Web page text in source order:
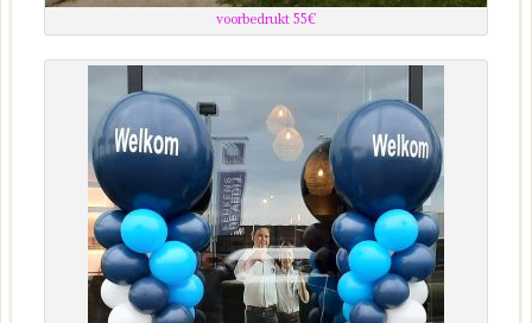
voorbedrukt 55€